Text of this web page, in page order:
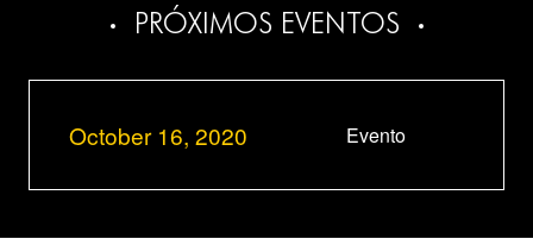
PRÓXIMOS EVENTOS
October 16, 2020 Evento